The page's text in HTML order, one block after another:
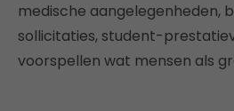
medische aangelegenheden,
sollicitaties, student-
voorspellen wat mensen als